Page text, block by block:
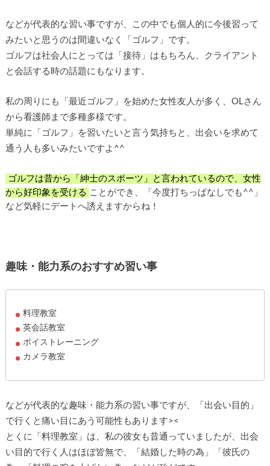
などが代表的な習い事ですが、この中でも個人的に今後習って
みたいと思うのは間違いなく「ゴルフ」です。
ゴルフは社会人にとっては「接待」はもちろん、クライアント
と会話する時の話題にもなります。
私の周りにも「最近ゴルフ」を始めた女性友人が多く、OLさん
から看護師まで多種多様です。
単純に「ゴルフ」を習いたいと言う気持ちと、出会いを求めて
通う人も多いみたいですよ^^
ゴルフは昔から「紳士のスポーツ」と言われているので、女性
から好印象を受ける ことができ、「今度打ちっぱなしでも^^」
など気軽にデートへ誘えますからね！
趣味・能力系のおすすめ習い事
料理教室
英会話教室
ボイストレーニング
カメラ教室
などが代表的な趣味・能力系の習い事ですが、「出会い目的」
で行くと痛い目にあう可能性もあります><
とくに「料理教室」は、私の彼女も昔通っていましたが、出会
い目的で行く人はほぼ皆無で、「結婚した時の為」「彼氏の